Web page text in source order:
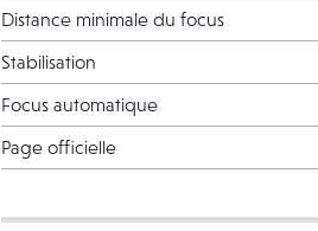
Distance minimale du focus
Stabilisation
Focus automatique
Page officielle